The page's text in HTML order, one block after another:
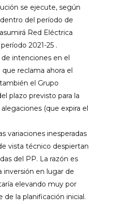
se ejecute, según
del período de
Red Eléctrica
2021-25 .
intenciones en el
reclama ahora el
el Grupo
plazo previsto para la
(que expira el
variaciones inesperadas
vista técnico despiertan
del PP. La razón es
inversión en lugar de
elevando muy por
de la planificación inicial.